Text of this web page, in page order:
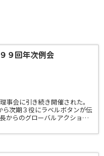
９回年次例会
事会に引き続き開催された。
次期３役にラベルボタンが伝
からのグローバルアクション